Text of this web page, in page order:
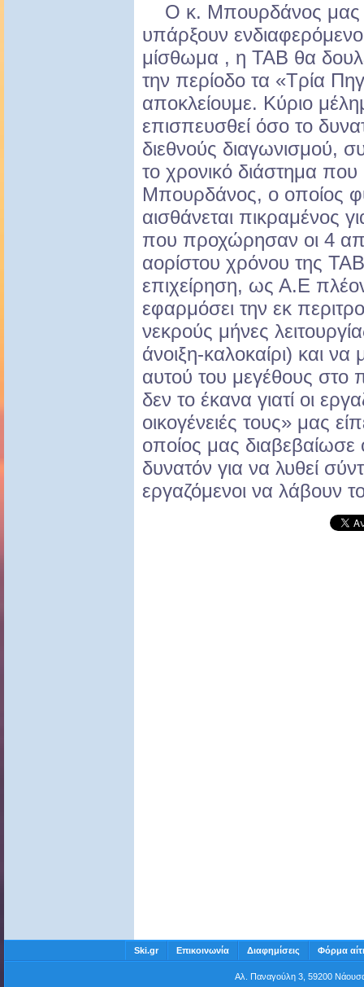
Ο κ. Μπουρδάνος μας
υπάρξουν
μίσθωμα , η ΤΑΒ θα
την περίοδο τα «Τρία
αποκλείουμε. Κύριο
επισπευσθεί όσο το
διεθνούς διαγωνισμού,
το χρονικό διάστημα που
Μπουρδάνος, ο οποίος
αισθάνεται πικραμένος
που προχώρησαν οι 4
αορίστου χρόνου της
επιχείρηση, ως Α.Ε
εφαρμόσει την εκ
νεκρούς μήνες
άνοιξη-καλοκαίρι) και
αυτού του μεγέθους στο
δεν το έκανα γιατί οι
οικογένειές τους» μας
οποίος μας διαβεβαίωσε
δυνατόν για να λυθεί
εργαζόμενοι να λάβουν
Ski.gr Επικοινωνία Διαφημίσεις Φόρμα
Αλ. Παναγούλη 3, 59200